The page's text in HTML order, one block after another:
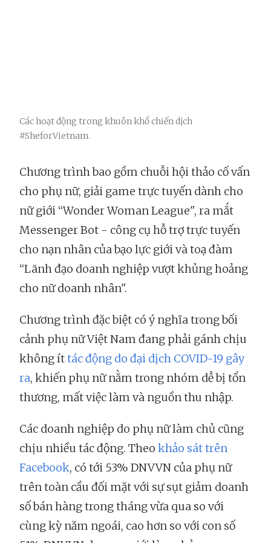
Các hoạt động trong khuôn khổ chiến dịch
#SheforVietnam.
Chương trình bao gồm chuỗi hội thảo cố vấn
cho phụ nữ, giải game trực tuyến dành cho
nữ giới “Wonder Woman League", ra mắt
Messenger Bot - công cụ hỗ trợ trực tuyến
cho nạn nhân của bạo lực giới và toạ đàm
“Lãnh đạo doanh nghiệp vượt khủng hoảng
cho nữ doanh nhân".
Chương trình đặc biệt có ý nghĩa trong bối
cảnh phụ nữ Việt Nam đang phải gánh chịu
không íttác động do đại dịch COVID-19 gây
ra, khiến phụ nữ nằm trong nhóm dễ bị tổn
thương, mất việc làm và nguồn thu nhập.
Các doanh nghiệp do phụ nữ làm chủ cũng
chịu nhiều tác động. Theo khảo sát trên
Facebook, có tới 53% DNVVN của phụ nữ
trên toàn cầu đối mặt với sự sụt giảm doanh
số bán hàng trong tháng vừa qua so với
cùng kỳ năm ngoái, cao hơn so với con số